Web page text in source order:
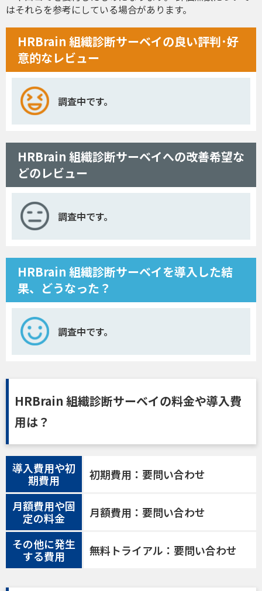
はそれらを参考にしている場合があります。
HRBrain 組織診断サーベイの良い評判･好
意的なレビュー
調査中です。
HRBrain 組織診断サーベイへの改善希望な
どのレビュー
調査中です。
HRBrain 組織診断サーベイを導入した結
果、どうなった？
調査中です。
HRBrain 組織診断サーベイの料金や導入費
用は？
導入費用や初
期費用
初期費用：要問い合わせ
月額費用や固
定の料金
月額費用：要問い合わせ
その他に発生
する費用
無料トライアル：要問い合わせ